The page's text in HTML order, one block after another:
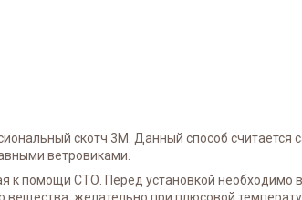
скотч 3М. Данный способ
ветровиками.
к помощи СТО. Перед установкой
вещества, желательно при плюсовой